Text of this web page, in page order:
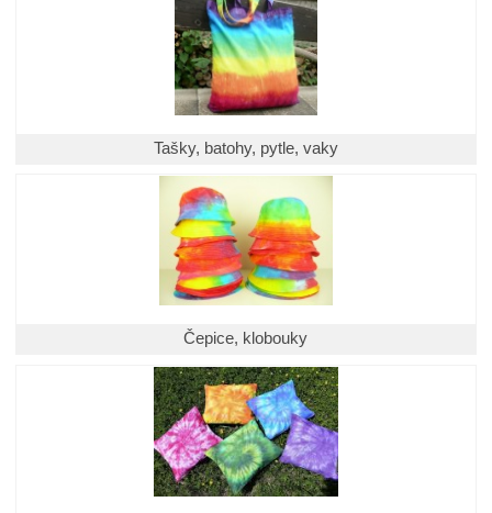
Tašky, batohy, pytle, vaky
Čepice, klobouky